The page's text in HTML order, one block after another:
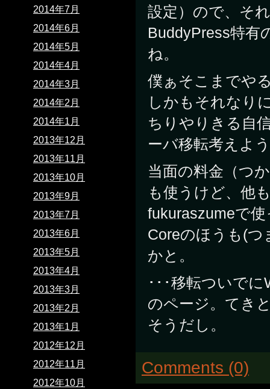
設定）ので、そ
BuddyPress特有
ね。
僕ぁそこまでや
しかもそれなり
ちりやりきる自
ーバ移転考えよ
当面の料金（つ
も使うけど、他
fukuraszumeで
Coreのほうも(
かと。
･･･移転ついで
のページ。てき
そうだし。
Comments (0)
2014年7月
2014年6月
2014年5月
2014年4月
2014年3月
2014年2月
2014年1月
2013年12月
2013年11月
2013年10月
2013年9月
2013年7月
2013年6月
2013年5月
2013年4月
2013年3月
2013年2月
2013年1月
2012年12月
2012年11月
2012年10月